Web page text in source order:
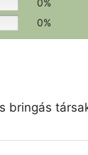
0%
0%
bringás